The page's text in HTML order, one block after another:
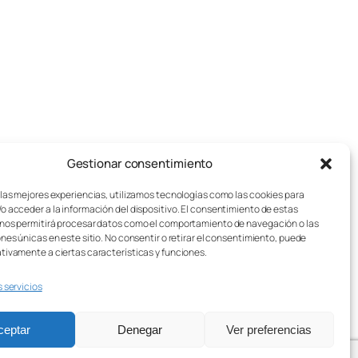
Gestionar consentimiento
mejores experiencias, utilizamos tecnologías como las cookies para
acceder a la información del dispositivo. El consentimiento de estas
permitirá procesar datos como el comportamiento de navegación o las
únicas en este sitio. No consentir o retirar el consentimiento, puede
a ciertas características y funciones.
servicios
Denegar Ver preferencias
de juegos de mesa
de Envío
Lúdico – Asistente IA
Aviso legal
Política de cookies
Política de privacidad
Condiciones generales
Contacto